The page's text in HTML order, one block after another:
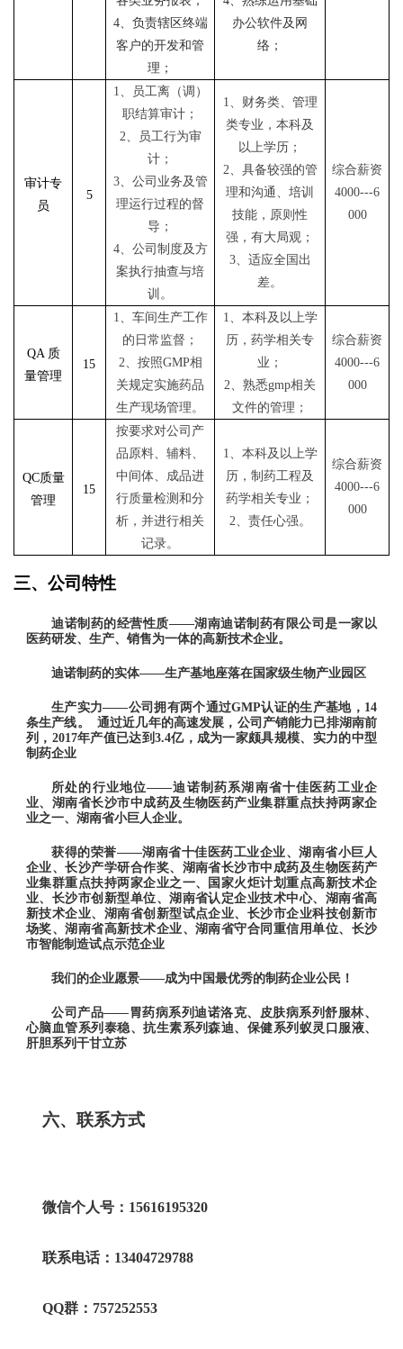
4、负责辖区终端
客户的开发和管
理；
办公软件及网
络；
审计专
员
5
1、员工离（调）
职结算审计；
2、员工行为审
计；
3、公司业务及管
理运行过程的督
导；
4、公司制度及方
案执行抽查与培
训。
1、 财务类、管理
类专业， 本科及
以上学历；
2 、具备较强的管
理和沟通、培训
技能，原则性
强，有大局观；
3、适应全国出
差。
综合薪资
4000---6
000
QA 质
量管理
15
1、车间生产工作
的日常监督；
2、按照GMP相
关规定实施药品
生产现场管理。
1、 本科及以上学
历，药学相关专
业；
2、熟悉gmp相关
文件的管理；
综合薪资
4000---6
000
QC质量
管理
15
按要求对公司产
品原料、辅料、
中间体、成品进
行质量检测和分
析，并进行相关
记录。
1、 本科及以上学
历，制药工程及
药学相关专业；
2 、责任心强。
综合薪资
4000---6
000
三、 公司特性
迪诺制药的经营性质——湖南迪诺制药有限公司是一家以
医药研发、生产、销售为一体的高新技术企业。
迪诺制药的实体——生产基地座落在国家级生物产业园区
生产实力——公司拥有两个通过GMP认证的生产基地，14
条生产线。 通过近几年的高速发展，公司产销能力已排湖南前
列，2017年产值已达到3.4亿，成为一家颇具规模、实力的中型
制药企业
所处的行业地位——迪诺制药系湖南省十佳医药工业企
业、湖南省长沙市中成药及生物医药产业集群重点扶持两家企
业之一、湖南省小巨人企业。
获得的荣誉——湖南省十佳医药工业企业、湖南省小巨人
企业、长沙产学研合作奖、湖南省长沙市中成药及生物医药产
业集群重点扶持两家企业之一、国家火炬计划重点高新技术企
业、长沙市创新型单位、湖南省认定企业技术中心、湖南省高
新技术企业、湖南省创新型试点企业、长沙市企业科技创新市
场奖、湖南省高新技术企业、湖南省守合同重信用单位、长沙
市智能制造试点示范企业
我们的企业愿景——成为中国最优秀的制药企业公民！
公司产品——胃药病系列迪诺洛克、皮肤病系列舒服林、
心脑血管系列泰稳、抗生素系列森迪、保健系列蚁灵口服液、
肝胆系列干甘立苏
六、联系方式
微信个人号： 15616195320
联系电话： 13404729788
QQ群：757252553